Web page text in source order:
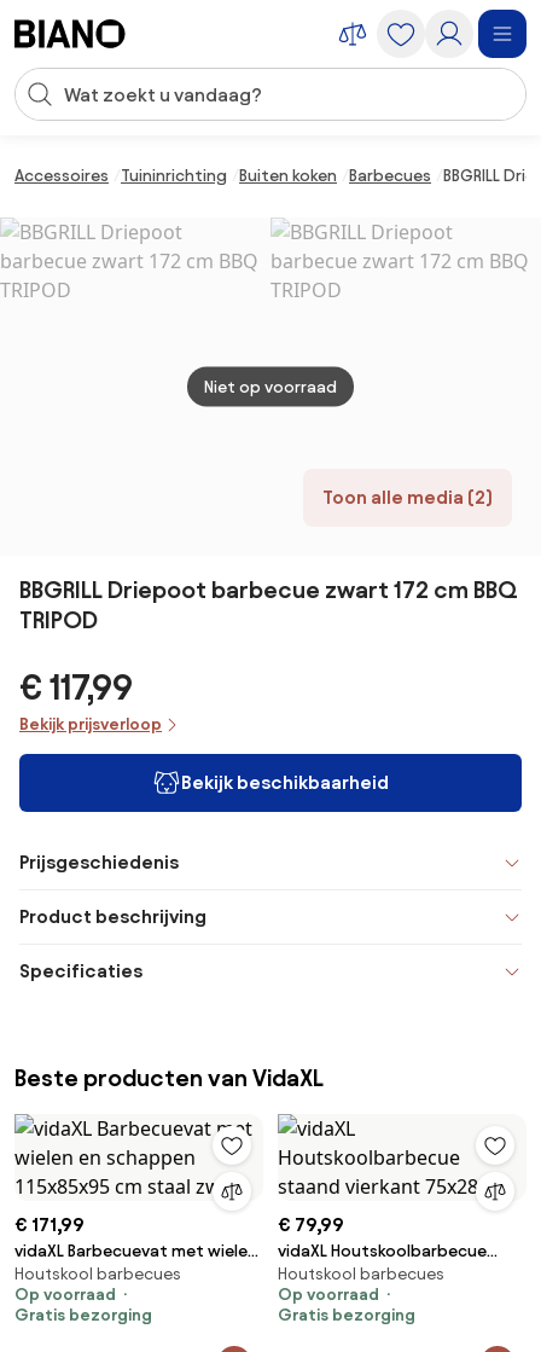
Zoekopdracht invoeren
Accessoires Tuininrichting Buiten koken Barbecues BBGRILL
Toon alle media (2)
Niet op voorraad
BBGRILL Driepoot barbecue zwart 172 cm BBQ
TRIPOD
€ 117,99
Bekijk prijsverloop
Bekijk beschikbaarheid
Prijsgeschiedenis
Product beschrijving
Specificaties
Beste producten van VidaXL
€ 171,99
vidaXL Barbecuevat met wielen
en schappen 115x85x95 cm
staal zwart
Houtskool barbecues
Op voorraad
Gratis bezorging
€ 79,99
vidaXL Houtskoolbarbecue
staand vierkant 75x28 cm
Houtskool barbecues
Op voorraad
Gratis bezorging